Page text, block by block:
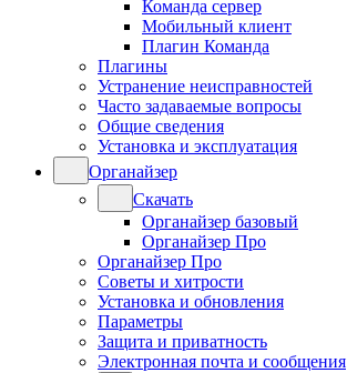
Команда сервер
Мобильный клиент
Плагин Команда
Плагины
Устранение неисправностей
Часто задаваемые вопросы
Общие сведения
Установка и эксплуатация
Органайзер
Скачать
Органайзер базовый
Органайзер Про
Органайзер Про
Советы и хитрости
Установка и обновления
Параметры
Защита и приватность
Электронная почта и сообщения